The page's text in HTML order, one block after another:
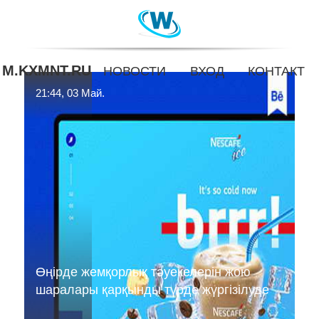
21:44, 03 Май.
Өңірде жемқорлық тәуекелерін жою
шаралары қарқынды түрде жүргізілуде
M.KXMNT.RU НОВОСТИ ВХОД КОНТАКТ